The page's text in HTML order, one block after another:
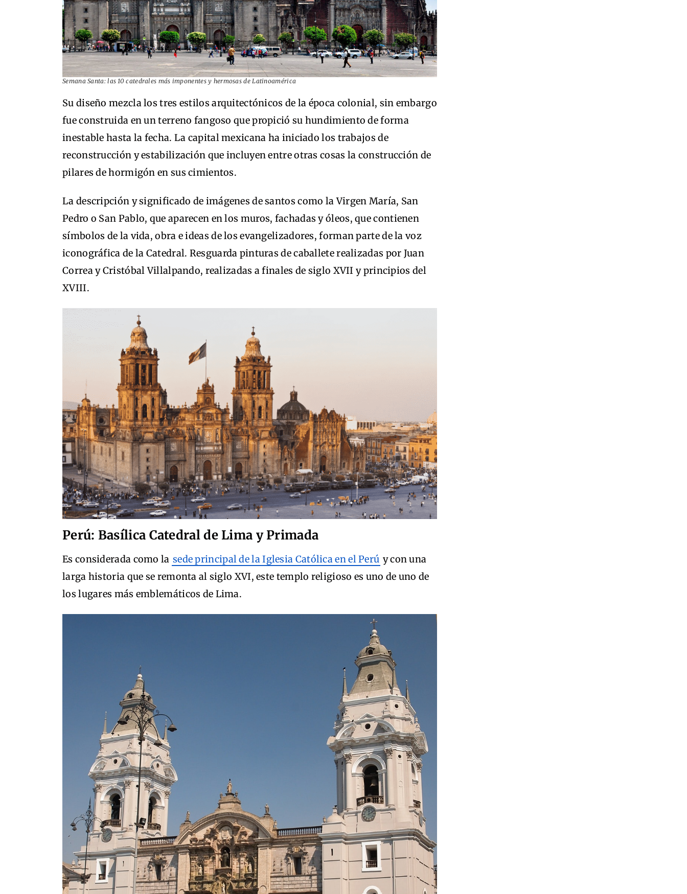
Semana Santa: las 10 catedrales más imponentes y hermosas de Latinoamérica
Su diseño mezcla los tres estilos arquitectónicos de la época colonial, sin embargo
fue construida en un terreno fangoso que propició su hundimiento de forma
inestable hasta la fecha. La capital mexicana ha iniciado los trabajos de
reconstrucción y estabilización que incluyen entre otras cosas la construcción de
pilares de hormigón en sus cimientos.
La descripción y significado de imágenes de santos como la Virgen María, San
Pedro o San Pablo, que aparecen en los muros, fachadas y óleos, que contienen
símbolos de la vida, obra e ideas de los evangelizadores, forman parte de la voz
iconográfica de la Catedral. Resguarda pinturas de caballete realizadas por Juan
Correa y Cristóbal Villalpando, realizadas a finales de siglo XVII y principios del
XVIII.
Perú: Basílica Catedral de Lima y Primada
Es considerada como la sede principal de la Iglesia Católica en el Perú y con una
larga historia que se remonta al siglo XVI, este templo religioso es uno de uno de
los lugares más emblemáticos de Lima.